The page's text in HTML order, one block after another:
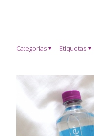
Categorias Etiquetas